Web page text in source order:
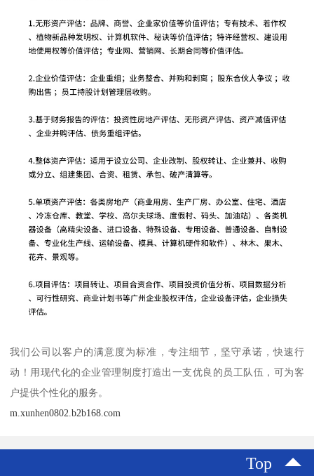
我们公司以客户的满意度为标准，专注细节，坚守承诺，快速行
动！用现代化的企业管理制度打造出一支优良的员工队伍，可为客
户提供个性化的服务。
m.xunhen0802.b2b168.com
Top